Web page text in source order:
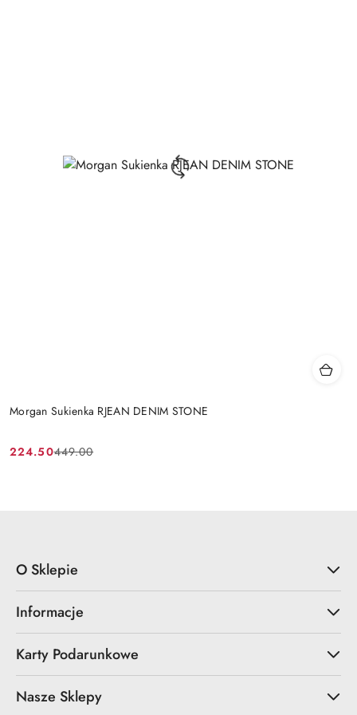
Morgan Sukienka RJEAN DENIM STONE
Cena
224.50
Cena
449.00
O Sklepie
Informacje
Karty Podarunkowe
Nasze Sklepy